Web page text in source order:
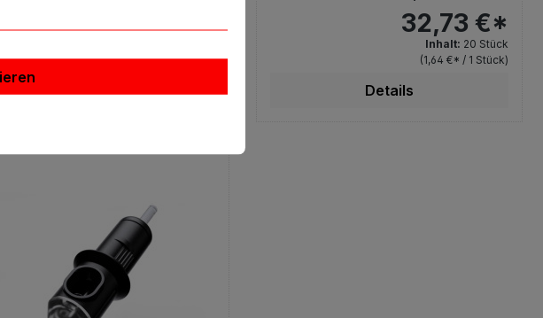
31,54 €*
(1,58 €* / 1 Stück)
In den Warenkorb
32,73 €*
Inhalt: 20 Stück
(1,64 €* / 1 Stück)
Details